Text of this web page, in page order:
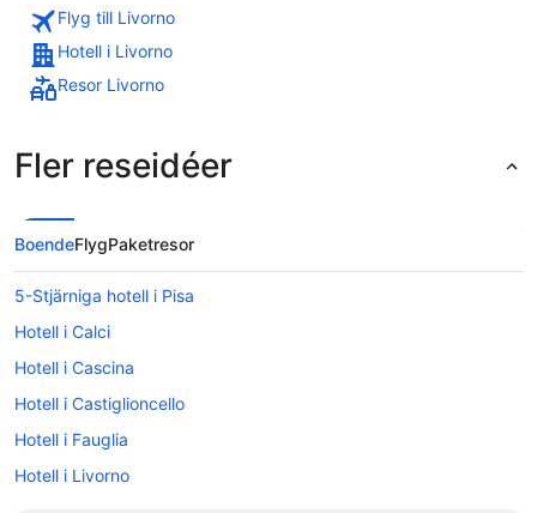
Flyg till Livorno
Hotell i Livorno
Resor Livorno
Fler reseidéer
BoendeFlygPaketresor
5-Stjärniga hotell i Pisa
Hotell i Calci
Hotell i Cascina
Hotell i Castiglioncello
Hotell i Fauglia
Hotell i Livorno